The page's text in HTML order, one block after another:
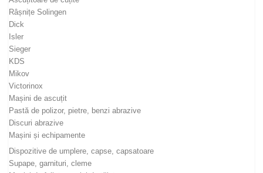
Râșnițe Solingen
Dick
Isler
Sieger
KDS
Mikov
Victorinox
Mașini de ascuțit
Pastă de polizor, pietre, benzi abrazive
Discuri abrazive
Mașini și echipamente
Dispozitive de umplere, capse, capsatoare
Supape, garnituri, cleme